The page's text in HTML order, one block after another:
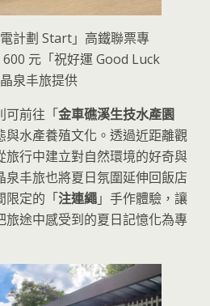
計劃 Start」高鐵聯票專
元「祝好運 Good Luck
泉丰旅提供
可前往「金車礁溪生技水產園
與水產養殖文化。透過近距離觀
旅行中建立對自然環境的好奇與
丰旅也將夏日氛圍延伸回飯店
限定的「注連繩」手作體驗，讓
旅途中感受到的夏日記憶化為專